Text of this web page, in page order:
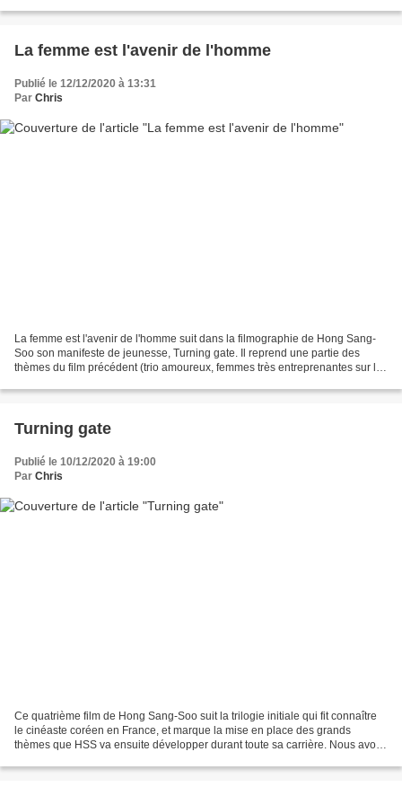
La femme est l'avenir de l'homme
Publié le 12/12/2020 à 13:31
Par Chris
La femme est l'avenir de l'homme suit dans la filmographie de Hong Sang-
Soo son manifeste de jeunesse, Turning gate. Il reprend une partie des
thèmes du film précédent (trio amoureux, femmes très entreprenantes sur le
Turning gate
Publié le 10/12/2020 à 19:00
Par Chris
Ce quatrième film de Hong Sang-Soo suit la trilogie initiale qui fit connaître
le cinéaste coréen en France, et marque la mise en place des grands
thèmes que HSS va ensuite développer durant toute sa carrière. Nous avons